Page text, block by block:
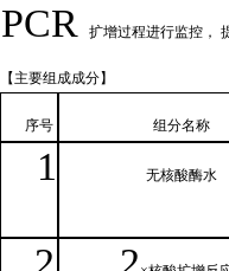
PCR 扩增过程进行监控，
【主要组 成成分】
序号 组分名称
1 无核酸酶水